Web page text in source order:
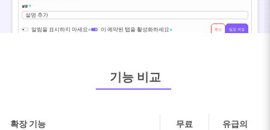
설명
설명 추가
알림을 표시하지 마세요
이 예약된 탭을 활성화하세요 취소 일정 저장
설명 오픈 타임
2025년
매일 마감
기능 비교
확장 기능 무료 유급의